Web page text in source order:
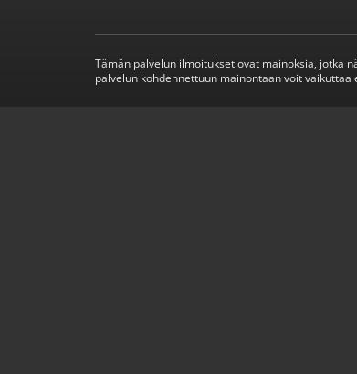
Tämän palvelun ilmoitukset ovat mainoksia, jotka
palvelun kohdennettuun mainontaan voit vaikuttaa